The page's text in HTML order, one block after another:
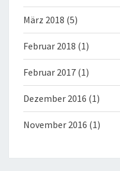
März 2018 (5)
Februar 2018 (1)
Februar 2017 (1)
Dezember 2016 (1)
November 2016 (1)